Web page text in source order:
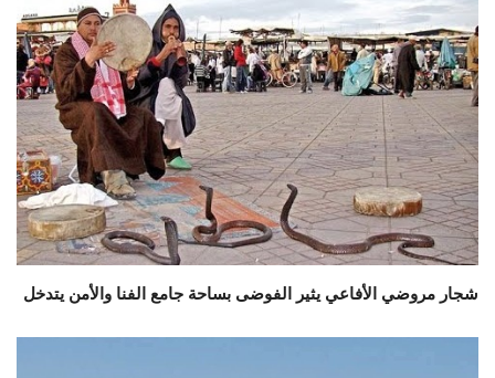
شجار مروضي الأفاعي يثير الفوضى بساحة جامع الفنا والأمن يتدخل